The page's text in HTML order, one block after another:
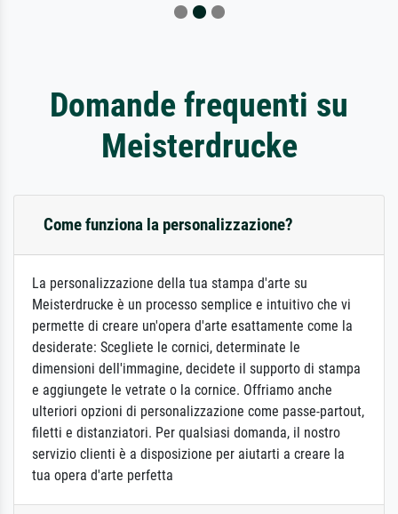
Domande frequenti su
Meisterdrucke
Come funziona la personalizzazione?
La personalizzazione della tua stampa d'arte su
Meisterdrucke è un processo semplice e intuitivo che vi
permette di creare un'opera d'arte esattamente come la
desiderate: Scegliete le cornici, determinate le
dimensioni dell'immagine, decidete il supporto di stampa
e aggiungete le vetrate o la cornice. Offriamo anche
ulteriori opzioni di personalizzazione come passe-partout,
filetti e distanziatori. Per qualsiasi domanda, il nostro
servizio clienti è a disposizione per aiutarti a creare la
tua opera d'arte perfetta